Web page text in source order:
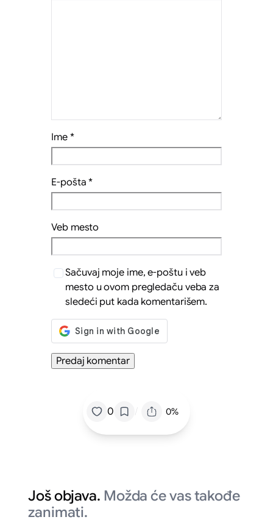
Ime *
E-pošta*
Veb mesto
Sačuvaj moje ime, e-poštu i veb
mesto u ovom pregledaču veba za
sledeći put kada komentarišem.
0 / 0%
Još objava. Možda će vas takođe
zanimati.